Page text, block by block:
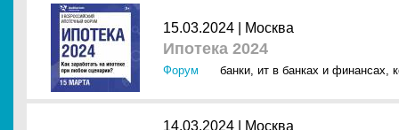
15.03.2024 | Москва
Ипотека 2024
Форум банки, ит в банках и финансах,
14.03.2024 | Москва